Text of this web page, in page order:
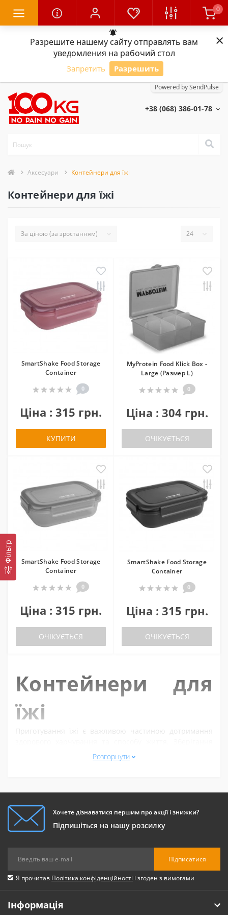
Разрешите нашему сайту отправлять вам
уведомления на рабочий стол
Запретить Разрешить
Powered by SendPulse
×
0
+38 (068) 386-01-78
Аксесуари Контейнери для їжі
Контейнери для їжі
Фільтр
SmartShake Food Storage
Container
0
Ціна : 315 грн.
КУПИТИ
MyProtein Food Klick Box -
Large (Размер L)
0
Ціна : 304 грн.
ОЧІКУЄТЬСЯ
SmartShake Food Storage
Container
0
Ціна : 315 грн.
ОЧІКУЄТЬСЯ
SmartShake Food Storage
Container
0
Ціна : 315 грн.
ОЧІКУЄТЬСЯ
Контейнери для
їжі
Приготування їжі є важливою частиною дотримання
продуктів є важливим фактором для успішного
дотримання режиму приготування їжі, оскільки вам
ідеальний портативний варіант для того, щоб взяти
їжу в офіс, спортзал або на нічліг.
Розгорнути
Хочете дізнаватися першим про акції і знижки?
Підпишіться на нашу розсилку
Підписатися
Я прочитав Політика конфіденційності і згоден з вимогами
Інформація